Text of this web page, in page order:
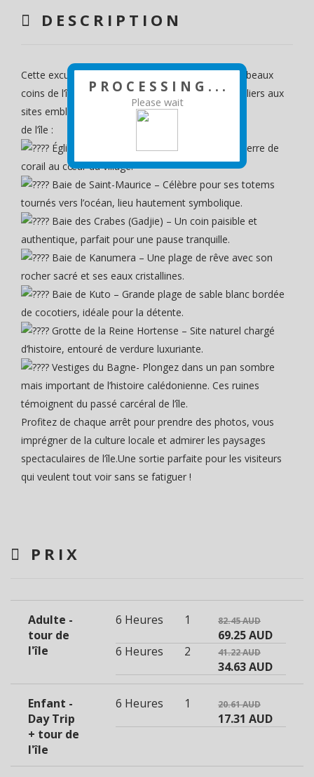
P R O C E S S I N G . . .
Please wait
DESCRIPTION
Cette excursion est idéale pour découvrir les plus beaux
coins de l’île sans se presser, avec des arrêts réguliers aux
sites emblématiques
de l’île :
Église de Vao – Une charmante église en pierre de
corail au cœur du village.
Baie de Saint-Maurice – Célèbre pour ses totems
tournés vers l’océan, lieu hautement symbolique.
Baie des Crabes (Gadjie) – Un coin paisible et
authentique, parfait pour une pause tranquille.
Baie de Kanumera – Une plage de rêve avec son
rocher sacré et ses eaux cristallines.
Baie de Kuto – Grande plage de sable blanc bordée
de cocotiers, idéale pour la détente.
Grotte de la Reine Hortense – Site naturel chargé
d’histoire, entouré de verdure luxuriante.
Vestiges du Bagne- Plongez dans un pan sombre
mais important de l’histoire calédonienne. Ces ruines
témoignent du passé carcéral de l’île.
Profitez de chaque arrêt pour prendre des photos, vous
imprégner de la culture locale et admirer les paysages
spectaculaires de l’île.Une sortie parfaite pour les visiteurs
qui veulent tout voir sans se fatiguer !
PRIX
Adulte -
tour de
l'île
6 Heures 1 82.45 AUD
69.25 AUD
6 Heures
2 41.22 AUD
34.63 AUD
Enfant -
Day Trip
+ tour de
l'île
6 Heures 1 20.61 AUD
17.31 AUD